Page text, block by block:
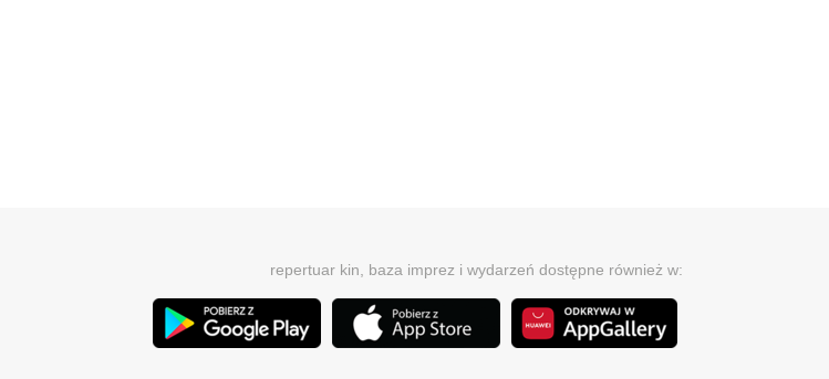
repertuar kin, baza imprez i wydarzeń dostępne również w: